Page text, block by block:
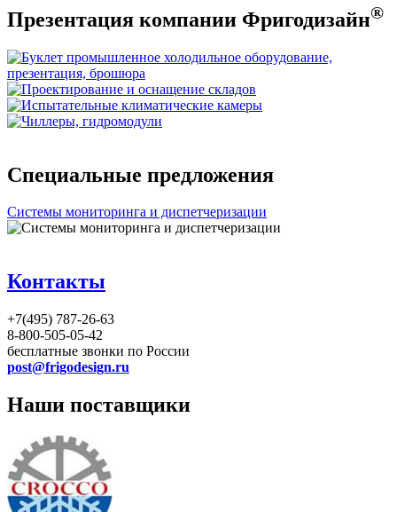
Презентация компании Фригодизайн®
Специальные предложения
Системы мониторинга и диспетчеризации
Контакты
+7(495) 787-26-63
8-800-505-05-42
бесплатные звонки по России
post@frigodesign.ru
Наши поставщики